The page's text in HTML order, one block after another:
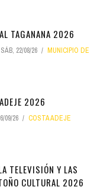
TAGANANA 2026
SÁB, 22/08/26
MUNICIPIO DE
2026
09/26 COSTA ADEJE
TELEVISIÓN Y LAS
CULTURAL 2026